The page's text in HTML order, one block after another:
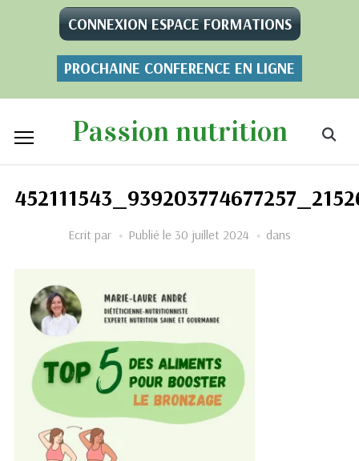
CONNEXION ESPACE FORMATIONS
PROCHAINE CONFERENCE EN LIGNE
Passion nutrition
Ecrit par Publié le 30 juillet 2024 dans